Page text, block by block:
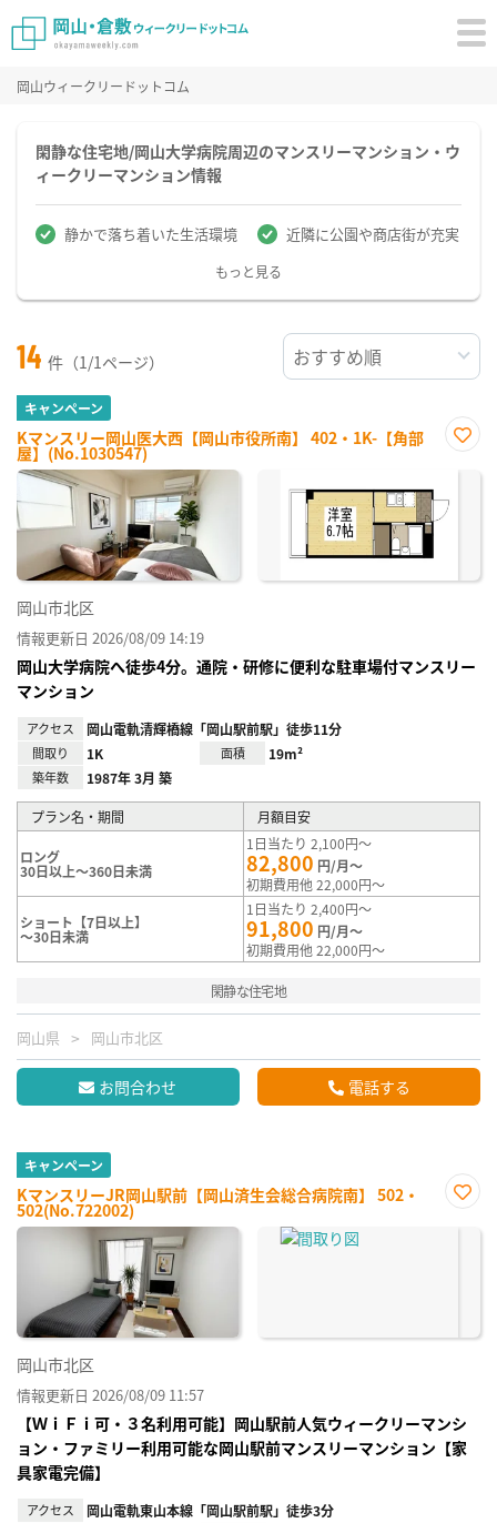
岡山ウィークリードットコム
閑静な住宅地/岡山大学病院周辺のマンスリーマンション・ウ
ィークリーマンション情報
静かで落ち着いた生活環境 近隣に公園や商店街が充実
もっと見る
14 件（1/1ページ）
キャンペーン
Kマンスリー岡山医大西【岡山市役所南】 402・1K-【角部
屋】(No.1030547)
に入
録
岡山市北区
情報更新日 2026/08/09 14:19
岡山大学病院へ徒歩4分。通院・研修に便利な駐車場付マンスリー
マンション
アクセス 岡山電軌清輝橋線「岡山駅前駅」徒歩11分
間取り 1K 面積 19m²
築年数 1987年 3月 築
プラン名・期間 月額目安
ロング
30日以上～360日未満
1日当たり 2,100円～
82,800 円/月～
初期費用他 22,000円～
ショート【7日以上】
～30日未満
1日当たり 2,400円～
91,800 円/月～
初期費用他 22,000円～
閑静な住宅地
岡山県 岡山市北区
お問合わせ 電話する
キャンペーン
KマンスリーJR岡山駅前【岡山済生会総合病院南】 502・
502(No.722002)
に入
岡山市北区
情報更新日 2026/08/09 11:57
【ＷｉＦｉ可・３名利用可能】岡山駅前人気ウィークリーマンシ
ョン・ファミリー利用可能な岡山駅前マンスリーマンション【家
具家電完備】
アクセス 岡山電軌東山本線「岡山駅前駅」徒歩3分